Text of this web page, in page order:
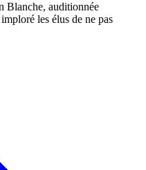
Blanche, auditionnée
les élus de ne pas